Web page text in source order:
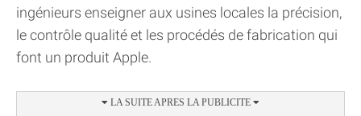
ingénieurs enseigner aux usines locales la précision,
le contrôle qualité et les procédés de fabrication qui
font un produit Apple.